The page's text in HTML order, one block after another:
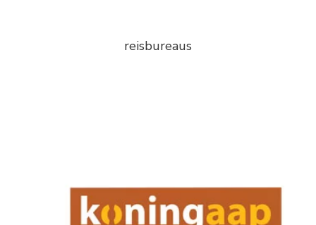
reisbureaus